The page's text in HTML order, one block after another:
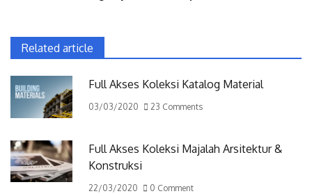
Related article
Full Akses Koleksi Katalog Material
03/03/2020 23 Comments
Full Akses Koleksi Majalah Arsitektur &
Konstruksi
22/03/2020 0 Comment